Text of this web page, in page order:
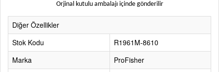
Orjinal kutulu ambalajı içinde gönderilir
Diğer Özellikler
Stok Kodu
R1961M-8610
Marka
ProFisher